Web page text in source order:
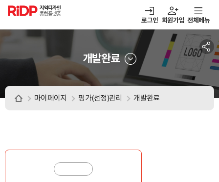
RiDP 지역디자인
통합플랫폼
로그인 회원가입
열기 알림마당
열기 아이디어뱅크
전체메뉴
개발완료
마이페이지 평가(선정)관리 개발완료